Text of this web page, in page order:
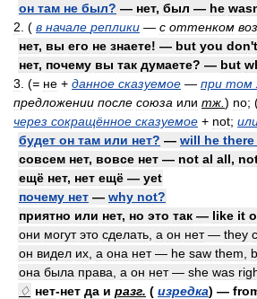
он там не был? — нет, был — he
2 . ( в начале реплики — с оттенком
нет, вы его не знаете! — but you don't
нет, почему вы так думаете? — but
3 . (= не + данное сказуемое — при том
предложении после союза или тж ) no;
через сокращённое сказуемое + not;
будет он там или нет? — will he there
совсем нет, вовсе нет — not al all,
ещё нет, нет ещё — yet
почему нет — why not?
приятно или нет, но это так — like it
они могут это сделать а он нет— they
он видел их а она нет— he saw them
она была права а он нет— she was
♢ нет-нет да и разг. ( изредка) —